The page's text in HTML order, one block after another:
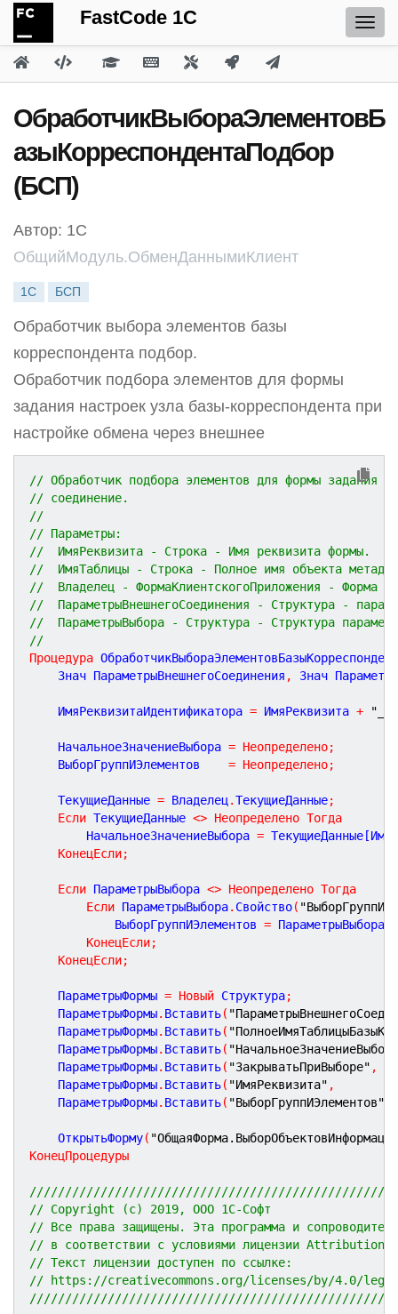
FastCode 1C
ОбработчикВыбораЭлементовБ
азыКорреспондентаПодбор
(БСП)
Автор: 1С
ОбщийМодуль.ОбменДаннымиКлиент
1С БСП
Обработчик выбора элементов базы
корреспондента подбор.
Обработчик подбора элементов для формы
задания настроек узла базы-корреспондента при
настройке обмена через внешнее
// Обработчик подбора элементов для формы задания
// соединение.
//
// Параметры:
//	ИмяРеквизита - Строка - Имя реквизита формы.
//	ИмяТаблицы - Строка - Полное имя объекта
//	Владелец - ФормаКлиентскогоПриложения - Форма
//	ПараметрыВнешнегоСоединения - Структура -
//	ПараметрыВыбора - Структура - Структура
//
Процедура
	Знач ПараметрыВнешнегоСоединения
, Знач
	ИмяРеквизитаИдентификатора
= ИмяРеквизита +
	НачальноеЗначениеВыбора
= Неопределено;
	ВыборГруппИЭлементов
= Неопределено;
	ТекущиеДанные
= Владелец .ТекущиеДанные;
Если ТекущиеДанные <> Неопределено Тогда
		НачальноеЗначениеВыбора
=
КонецЕсли;
Если ПараметрыВыбора <> Неопределено Тогда
Если ПараметрыВыбора. Свойство(
			ВыборГруппИЭлементов
= ПараметрыВыбора
КонецЕсли;
КонецЕсли;
	ПараметрыФормы
= Новый Структура;
	ПараметрыФормы
. Вставить(
	ПараметрыФормы
. Вставить(
	ПараметрыФормы
. Вставить(
	ПараметрыФормы
. Вставить( "ЗакрыватьПриВыборе" ,
	ПараметрыФормы
. Вставить( "ИмяРеквизита" ,
	ПараметрыФормы
. Вставить( "ВыборГруппИЭлементов"
	ОткрытьФорму
(
КонецПроцедуры
// Copyright (c) 2019, ООО 1С-Софт
// Все права защищены. Эта программа и
// в соответствии с условиями лицензии
// Текст лицензии доступен по ссылке:
// https://creativecommons.org/licenses/by/4.0/